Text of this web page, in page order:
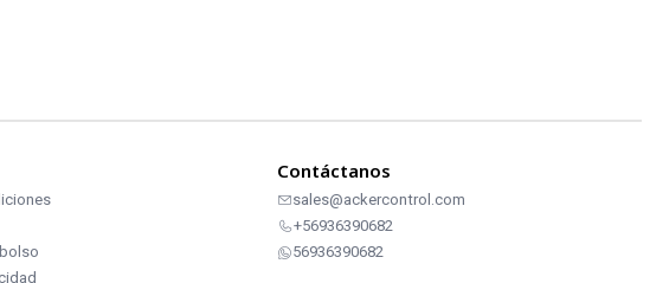
Contáctanos
sales@ackercontrol.com
+56936390682
56936390682